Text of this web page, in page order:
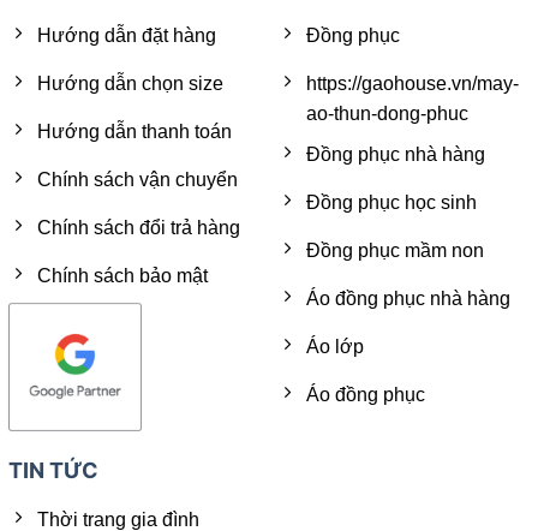
Hướng dẫn đặt hàng
Hướng dẫn chọn size
Hướng dẫn thanh toán
Chính sách vận chuyển
Chính sách đổi trả hàng
Chính sách bảo mật
Đồng phục
https://gaohouse.vn/may-
ao-thun-dong-phuc
Đồng phục nhà hàng
Đồng phục học sinh
Đồng phục mầm non
Áo đồng phục nhà hàng
Áo lớp
Áo đồng phục
TIN TỨC
Thời trang gia đình